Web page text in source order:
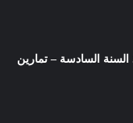
السنة السادسة – تمارين